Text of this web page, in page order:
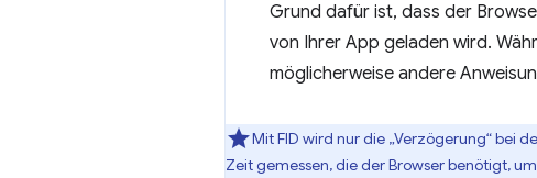
Grund dafür ist, dass der
von Ihrer App geladen wird.
möglicherweise andere
Mit FID wird nur die „Verzögerung“ bei
Zeit gemessen, die der Browser benötigt,